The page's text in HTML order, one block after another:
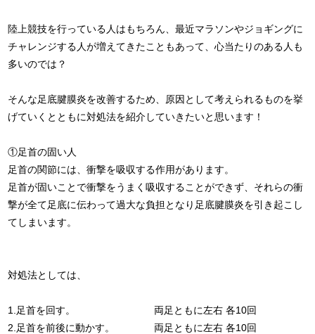
陸上競技を行っている人はもちろん、最近マラソンやジョギングに
チャレンジする人が増えてきたこともあって、心当たりのある人も
多いのでは？
そんな足底腱膜炎を改善するため、原因として考えられるものを挙
げていくとともに対処法を紹介していきたいと思います！
①足首の固い人
足首の関節には、衝撃を吸収する作用があります。
足首が固いことで衝撃をうまく吸収することができず、それらの衝
撃が全て足底に伝わって過大な負担となり足底腱膜炎を引き起こし
てしまいます。
対処法としては、
1.足首を回す。 両足ともに左右 各10回
2.足首を前後に動かす。 両足ともに左右 各10回